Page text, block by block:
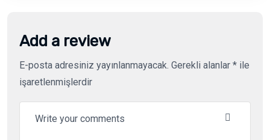
Add a review
E-posta adresiniz yayınlanmayacak. Gerekli alanlar * ile
işaretlenmişlerdir